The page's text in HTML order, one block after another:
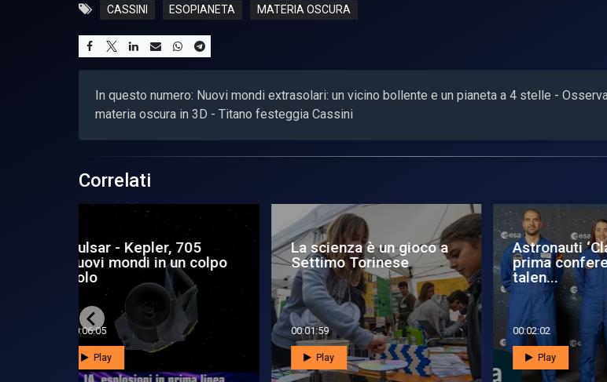
CASSINI ESOPIANETA MATERIA OSCURA
In questo numero: Nuovi mondi extrasolari: un vicino bollente e un pianeta a 4 stelle -
materia oscura in 3D - Titano festeggia Cassini
Correlati
Pulsar - Iss al completo,
Luca verso il ritorno
00:05:32
Pulsar - Misurando
mondi alieni: ecco il più
piccolo...
00:07:18
Play
A
esolune
00:01:23
Play